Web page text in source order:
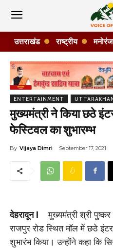
उत्तराखंड राष्ट्रीय
ENTERTAINMENT
मुख्यमंत्री ने किया छठे
फेस्टिवल का शुभारम्भ
By Vijaya Dimri September 17, 2021
देहरादून I
मुख्यमंत्री श्री
राजपुर रोड स्थित मॉल में छठे
शुभारंभ किया। उन्होंने कहा कि